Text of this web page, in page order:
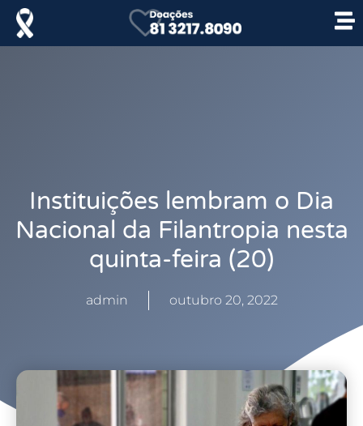
Instituições lembram o Dia
Nacional da Filantropia nesta
quinta-feira (20)
admin outubro 20, 2022